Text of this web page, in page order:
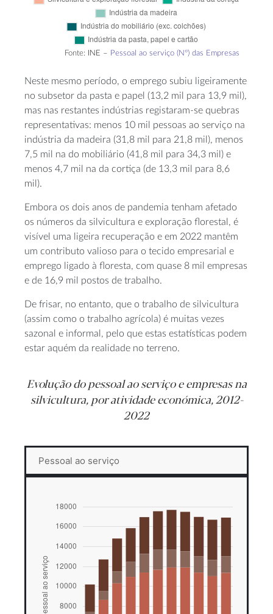
Fonte: INE – Pessoal ao serviço (Nº) das Empresas
Neste mesmo período, o emprego subiu ligeiramente
no subsetor da pasta e papel (13,2 mil para 13,9 mil),
mas nas restantes indústrias registaram-se quebras
representativas: menos 10 mil pessoas ao serviço na
indústria da madeira (31,8 mil para 21,8 mil), menos
7,5 mil na do mobiliário (41,8 mil para 34,3 mil) e
menos 4,7 mil na da cortiça (de 13,3 mil para 8,6
mil).
Embora os dois anos de pandemia tenham afetado
os números da silvicultura e exploração florestal, é
visível uma ligeira recuperação e em 2022 mantêm
um contributo valioso para o tecido empresarial e
emprego ligado à floresta, com quase 8 mil empresas
e de 16,9 mil postos de trabalho.
De frisar, no entanto, que o trabalho de silvicultura
(assim como o trabalho agrícola) é muitas vezes
sazonal e informal, pelo que estas estatísticas podem
estar aquém da realidade no terreno.
Evolução do pessoal ao serviço e empresas na
silvicultura, por atividade económica, 2012-
2022
Pessoal ao serviço